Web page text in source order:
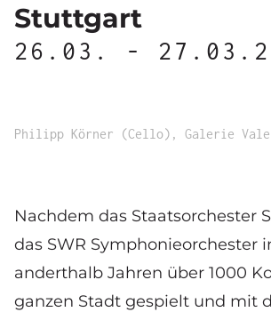
Stuttgart
26.03. -
Philipp Körner (Cello), Galerie
Nachdem das Staatsorchester
das SWR Symphonieorchester
anderthalb Jahren über 1000
ganzen Stadt gespielt und mit